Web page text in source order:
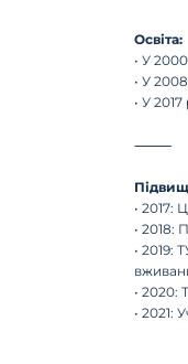
Освіта:
• У
• У
• У
⸻
• 2017:
• 2018:
• 2019:
• 2020:
• 2021: